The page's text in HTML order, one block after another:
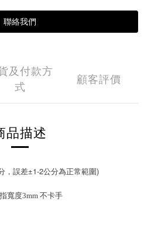
聯絡我們
及付款方
式
顧客評價
品描述
，誤差±1-2公分為正常範圍)
寬度3mm 不卡手